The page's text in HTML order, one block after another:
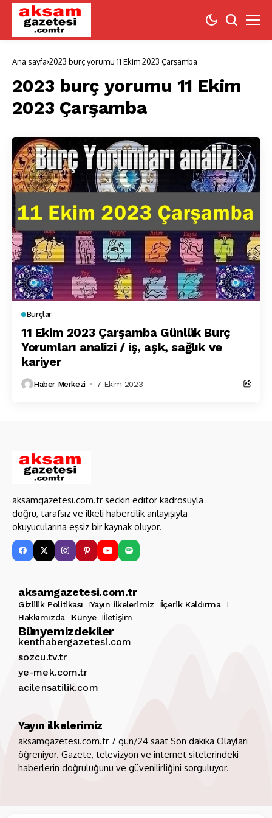
Ana sayfa 2023 burç yorumu 11 Ekim 2023 Çarşamba
2023 burç yorumu 11 Ekim
2023 Çarşamba
Burçlar
11 Ekim 2023 Çarşamba Günlük Burç
Yorumları analizi / iş, aşk, sağlık ve
kariyer
Haber Merkezi 7 Ekim 2023
aksamgazetesi.com.tr seçkin editör kadrosuyla
doğru, tarafsız ve ilkeli habercilik anlayışıyla
okuyucularına eşsiz bir kaynak oluyor.
aksamgazetesi.com.tr
Gizlilik Politikası Yayın ilkelerimiz
İçerik Kaldırma
Hakkımızda
Künye İletişim
Bünyemizdekiler
kenthabergazetesi.com
sozcu.tv.tr
ye-mek.com.tr
acilensatilik.com
Yayın ilkelerimiz
aksamgazetesi.com.tr 7 gün/24 saat Son dakika Olayları
öğreniyor. Gazete, televizyon ve internet sitelerindeki
haberlerin doğruluğunu ve güvenilirliğini sorguluyor.